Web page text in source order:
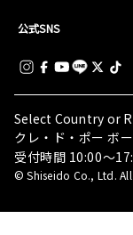
公式SNS
Select Country or
クレ・ド・ポー ボ
受付時間 10:00～
© Shiseido Co., Ltd. All